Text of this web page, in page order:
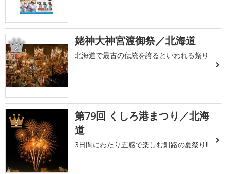
2 姥神大神宮渡御祭／北海道
北海道で最古の伝統を誇るといわれる祭り
3
第79回 くしろ港まつり／北海
道
3日間にわたり五感で楽しむ釧路の夏祭り!!